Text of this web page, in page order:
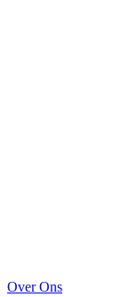
Over Ons